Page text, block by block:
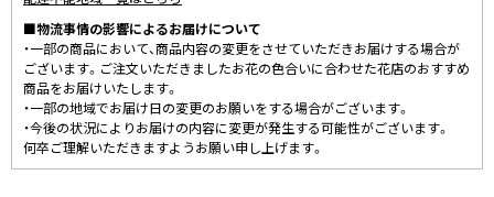
■物流事情の影響によるお届けについて
・一部の商品において、商品内容の変更をさせていただきお届けする場合が
ございます。ご注文いただきましたお花の色合いに合わせた花店のおすすめ
商品をお届けいたします。
・一部の地域でお届け日の変更のお願いをする場合がございます。
・今後の状況によりお届けの内容に変更が発生する可能性がございます。
何卒ご理解いただきますようお願い申し上げます。